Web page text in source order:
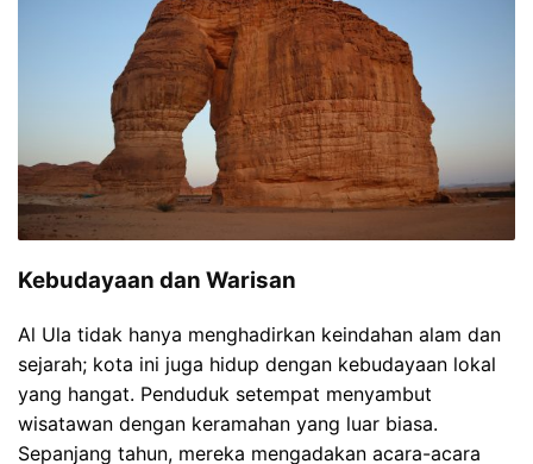
Kebudayaan dan Warisan
Al Ula tidak hanya menghadirkan keindahan alam dan
sejarah; kota ini juga hidup dengan kebudayaan lokal
yang hangat. Penduduk setempat menyambut
wisatawan dengan keramahan yang luar biasa.
Sepanjang tahun, mereka mengadakan acara-acara